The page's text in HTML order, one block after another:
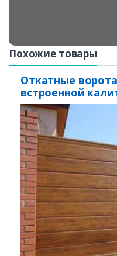
Похожие товары
Откатные
встроенной